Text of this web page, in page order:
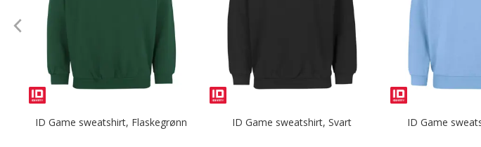
ID Game sweatshirt, Flaskegrønn ID Game sweatshirt, Svart ID Game